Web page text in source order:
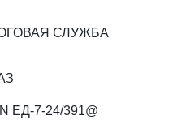
СЛУЖБА
ЕД-7-24/391@